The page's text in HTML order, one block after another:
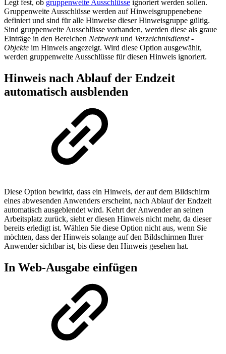
Legt fest, ob gruppenweite Ausschlüsse ignoriert werden sollen.
Gruppenweite Ausschlüsse werden auf Hinweisgruppenebene
definiert und sind für alle Hinweise dieser Hinweisgruppe gültig.
Sind gruppenweite Ausschlüsse vorhanden, werden diese als graue
Einträge in den Bereichen Netzwerkund Verzeichnisdienst -
Objekte im Hinweis angezeigt. Wird diese Option ausgewählt,
werden gruppenweite Ausschlüsse für diesen Hinweis ignoriert.
Hinweis nach Ablauf der Endzeit
automatisch ausblenden
Diese Option bewirkt, dass ein Hinweis, der auf dem Bildschirm
eines abwesenden Anwenders erscheint, nach Ablauf der Endzeit
automatisch ausgeblendet wird. Kehrt der Anwender an seinen
Arbeitsplatz zurück, sieht er diesen Hinweis nicht mehr, da dieser
bereits erledigt ist. Wählen Sie diese Option nicht aus, wenn Sie
möchten, dass der Hinweis solange auf den Bildschirmen Ihrer
Anwender sichtbar ist, bis diese den Hinweis gesehen hat.
In Web-Ausgabe einfügen